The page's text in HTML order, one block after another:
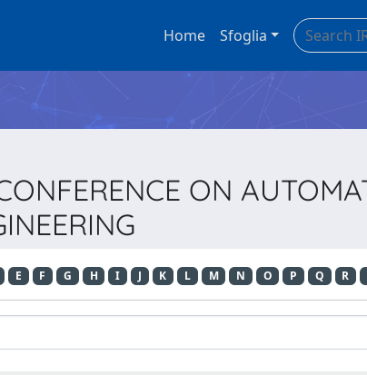
Home Sfoglia
ON
E F G H I J K L M N O P Q R